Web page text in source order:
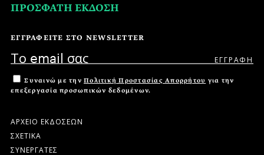
ΠΡΟΣΦΑΤΗ ΕΚΔΟΣΗ
ΕΓΓΡΑΦΕΙΤΕ ΣΤΟ NEWSLETTER
Συναινώ με την Πολιτική Προστασίας Απορρήτου για την
επεξεργασία προσωπικών δεδομένων.
ΑΡΧΕΙΟ ΕΚΔΟΣΕΩΝ
ΣΧΕΤΙΚΑ
ΣΥΝΕΡΓΑΤΕΣ